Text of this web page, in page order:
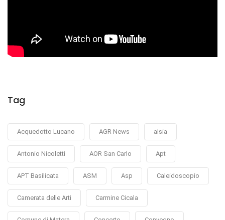
Tag
Acquedotto Lucano AGR News alsia
Antonio Nicoletti AOR San Carlo Apt
APT Basilicata ASM Asp Caleidoscopio
Camerata delle Arti Carmine Cicala